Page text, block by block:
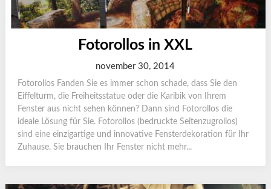
Fotorollos in XXL
november 30, 2014
Fotorollos Fanden Sie es immer schon schade, dass Sie den
Eiffelturm, die Freiheitsstatue oder die Karibik von Ihrem
Fenster aus nicht sehen können? Dann sind Fotorollos die
ideale Lösung für Sie. Fotorollos (bedruckte Seitenzugrollos)
sind eine einzigartige und innovative Fensterdekoration für Ihr
Zuhause. Sie brauchen Ihr Fenster nicht mehr...